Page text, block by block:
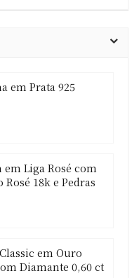
em Prata 925
Liga Rosé com
18k e Pedras
em Ouro
Diamante 0,60 ct